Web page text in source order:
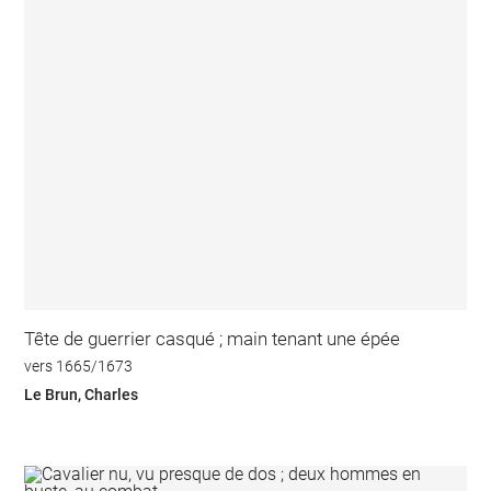
Tête de guerrier casqué ; main tenant une épée
vers 1665/1673
Le Brun, Charles